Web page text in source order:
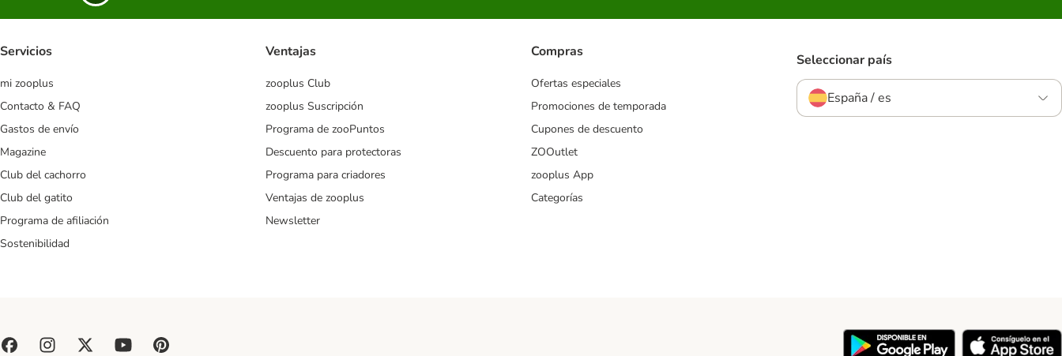
Servicios
mi zooplus
Contacto & FAQ
Gastos de envío
Magazine
Club del cachorro
Club del gatito
Programa de afiliación
Sostenibilidad
Ventajas
zooplus Club
zooplus Suscripción
Programa de zooPuntos
Descuento para protectoras
Programa para criadores
Ventajas de zooplus
Newsletter
Compras
Ofertas especiales
Promociones de temporada
Cupones de descuento
ZOOutlet
zooplus App
Categorías
Seleccionar país
España / es